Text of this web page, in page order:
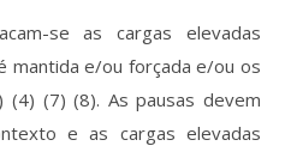
se as cargas elevadas
mantida e/ou forçada e/ou os
(7) (8). As pausas devem
e as cargas elevadas